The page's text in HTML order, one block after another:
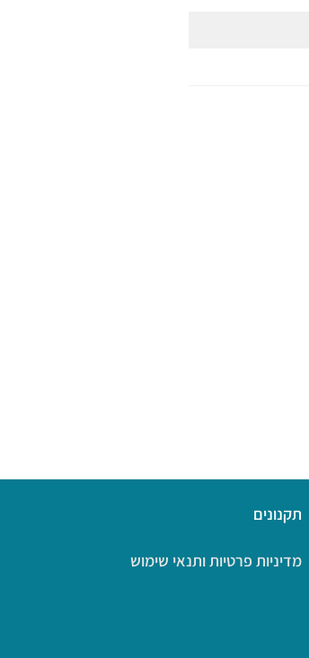
תקנונים
מדיניות פרטיות ותנאי שימוש